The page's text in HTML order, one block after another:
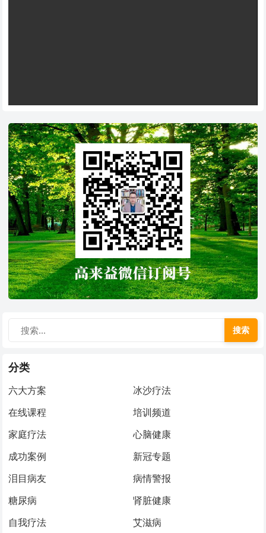
搜索
分类
六大方案
冰沙疗法
在线课程
培训频道
家庭疗法
心脑健康
成功案例
新冠专题
泪目病友
病情警报
糖尿病
肾脏健康
自我疗法
艾滋病